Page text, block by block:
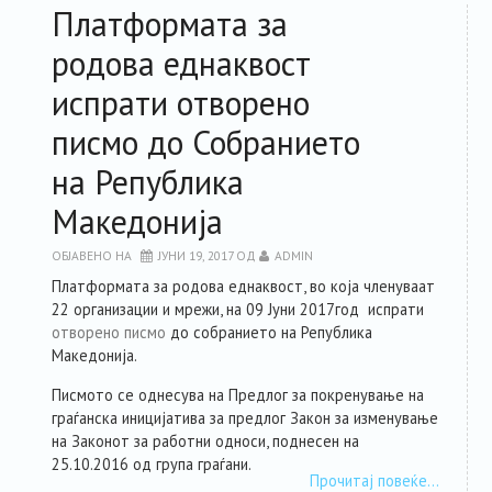
АКТИВНОСТИ
РЕСУРСИ
ЗА ЧЛЕНКИТЕ
ФОРУМ
ЗА ПЛАТФОРМАТА
КОНТАКТ
Платформата за
родова еднаквост
испрати отворено
писмо до Собранието
на Република
Македонија
ОБЈАВЕНО НА ЈУНИ 19, 2017ОД ADMIN
Платформата за родова еднаквост, во која членуваат
22 организации и мрежи, на 09 Јуни 2017год испрати
отворено писмо до собранието на Република
Македонија.
Писмото се однесува на Предлог за покренување на
граѓанска иницијатива за предлог Закон за изменување
на Законот за работни односи, поднесен на
25.10.2016 од група граѓани.
Прочитај повеќе…